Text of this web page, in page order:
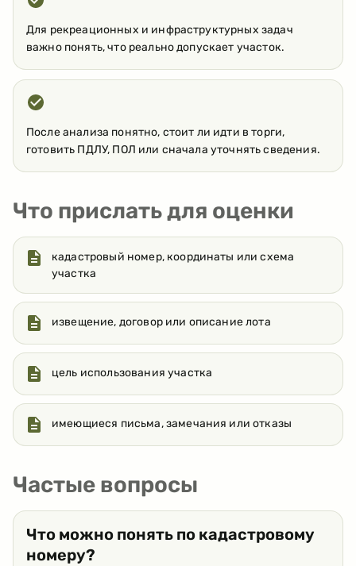
Для рекреационных и инфраструктурных задач
важно понять, что реально допускает участок.
После анализа понятно, стоит ли идти в торги,
готовить ПДЛУ, ПОЛ или сначала уточнять сведения.
Что прислать для оценки
кадастровый номер, координаты или схема
участка
извещение, договор или описание лота
цель использования участка
имеющиеся письма, замечания или отказы
Частые вопросы
Что можно понять по кадастровому
номеру?